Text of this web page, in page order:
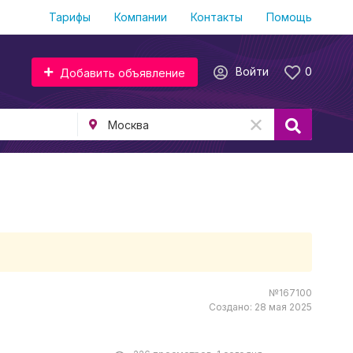
Тарифы Компании Контакты Помощь
0
Войти
Добавить объявление
№167100
Создано: 28 мая 2025